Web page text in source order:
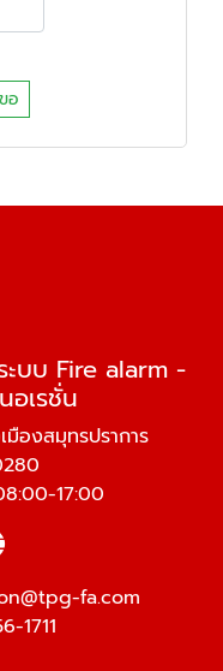
อ
บบ Fire alarm -
อเรชั่น
องสมุทรปราการ
17:00
fa.com
1711